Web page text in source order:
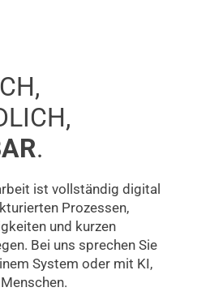
.
ist vollständig digital
Prozessen,
und kurzen
Bei uns sprechen Sie
System oder mit KI,